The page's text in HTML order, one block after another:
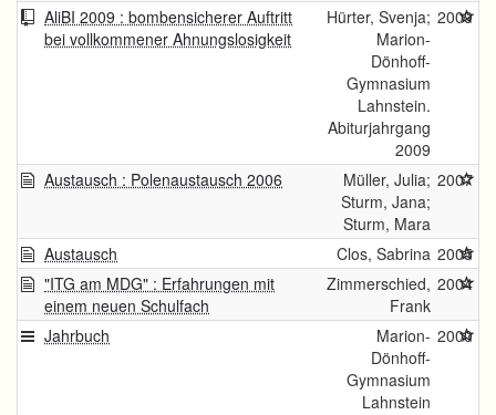
AliBI 2009 : bombensicherer Auftritt
bei vollkommener Ahnungslosigkeit
Hürter, Svenja;
Marion-
Dönhoff-
Gymnasium
Lahnstein.
Abiturjahrgang
2009
2009
Austausch : Polenaustausch 2006
Müller, Julia;
Sturm, Jana;
Sturm, Mara
2007
Austausch Clos, Sabrina 2005
"ITG am MDG" : Erfahrungen mit
einem neuen Schulfach
Zimmerschied,
Frank
2004
Jahrbuch
Marion-
Dönhoff-
Gymnasium
Lahnstein
2000